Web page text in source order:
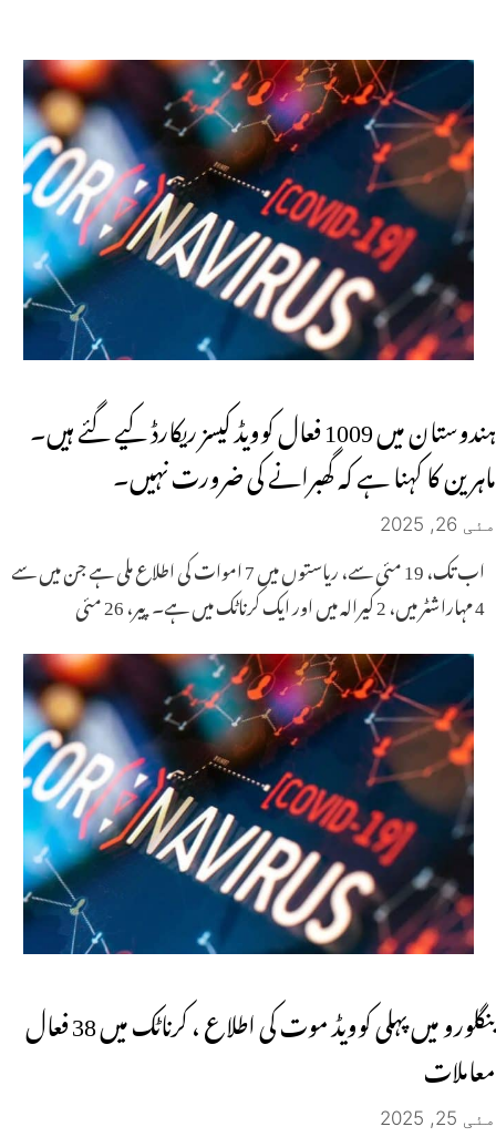
ہندوستان میں 1009 فعال کوویڈ کیسز ریکارڈ کیے گئے ہیں۔
ماہرین کا کہنا ہے کہ گھبرانے کی ضرورت نہیں۔
مئی 26, 2025
اب تک، 19 مئی سے، ریاستوں میں 7 اموات کی اطلاع ملی ہے جن میں سے
4 مہاراشٹر میں، 2 کیرالہ میں اور ایک کرناٹک میں ہے۔ پیر، 26 مئی
بنگلورو میں پہلی کوویڈ موت کی اطلاع ، کرناٹک میں 38 فعال
معاملات
مئی 25, 2025